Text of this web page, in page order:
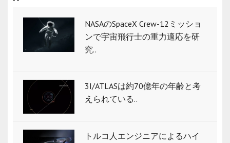
NASAのSpaceX Crew-12ミッショ
ンで宇宙飛行士の重力適応を研
究..
3I/ATLASは約70億年の年齢と考
えられている..
トルコ人エンジニアによるハイ